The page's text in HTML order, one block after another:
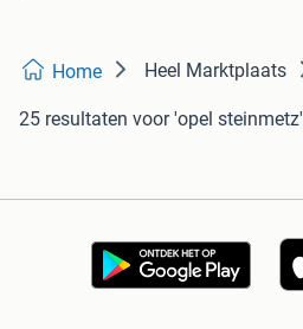
Home Heel Marktplaats
25 resultaten voor 'opel steinmetz'